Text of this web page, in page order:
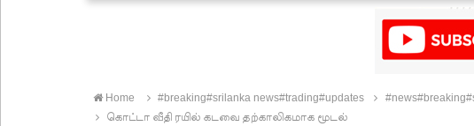
நீர்கொழும்பு சிறைச்சாலை மோதல்: சந்தேகநபர்கள் 62 ஆக
நான்கு மாவட்டங்களுக்கு மண்சரிவு அபாய எச்சரிக்கை!
லலித் - குகன் காணாமற்போன வழக்கு கோட்டாபய ராஜபக்ச
Home #breaking#srilanka news#trading#updates
கொட்டா வீதி ரயில் கடவை தற்காலிகமாக மூடல்